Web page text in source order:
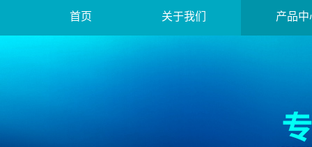
首页 关于我们 产品中